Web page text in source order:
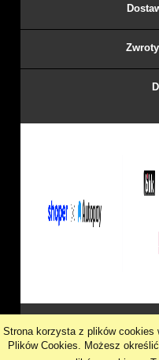
Strona korzysta z plików cookies
Plików Cookies. Możesz
pokaż
Google+